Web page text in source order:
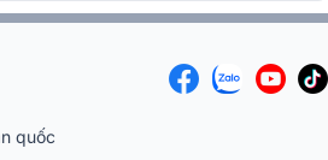
quốc